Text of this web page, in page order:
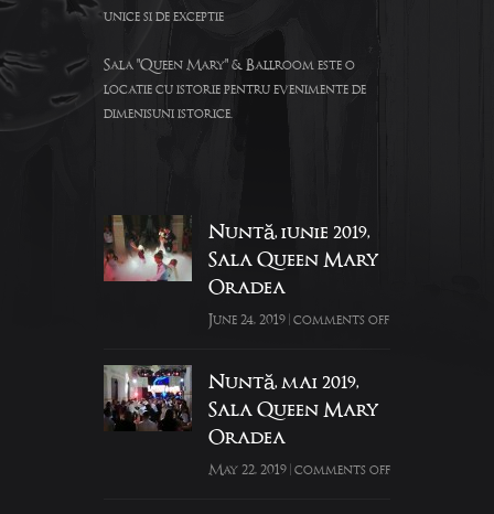
unice si de exceptie
Sala "Queen Mary" & Ballroom este o
locatie cu istorie pentru evenimente de
dimenisuni istorice.
Nuntă, iunie 2019,
Sala Queen Mary
Oradea
June 24, 2019 comments off
Nuntă, mai 2019,
Sala Queen Mary
Oradea
May 22, 2019 comments off